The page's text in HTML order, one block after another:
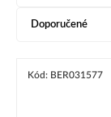
Doporučené
Kód: BER031577